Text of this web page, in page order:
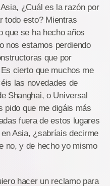
¿Cuál es la razón por
todo esto? Mientras
que se ha hecho años
nos estamos perdiendo
que por
cierto que muchos me
las novedades de
Shanghai, o Universal
pido que me digáis más
fuera de estos lugares
Asia, ¿sabríais decirme
no, y de hecho yo mismo
hacer un reclamo para